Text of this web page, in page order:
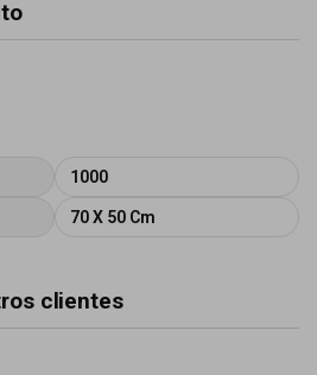
1000
70 X 50 Cm
clientes